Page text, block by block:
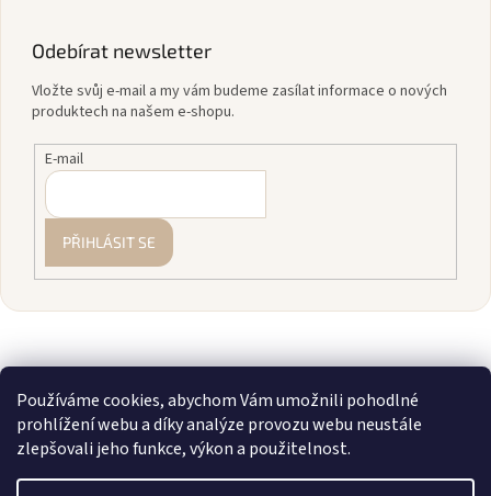
Používáme cookies, abychom Vám umožnili pohodlné
prohlížení webu a díky analýze provozu webu neustále
zlepšovali jeho funkce, výkon a použitelnost.
Odebírat newsletter
Vložte svůj e-mail a my vám budeme zasílat informace o nových
produktech na našem e-shopu.
E-mail
PŘIHLÁSIT SE
Vytvořil Shoptet